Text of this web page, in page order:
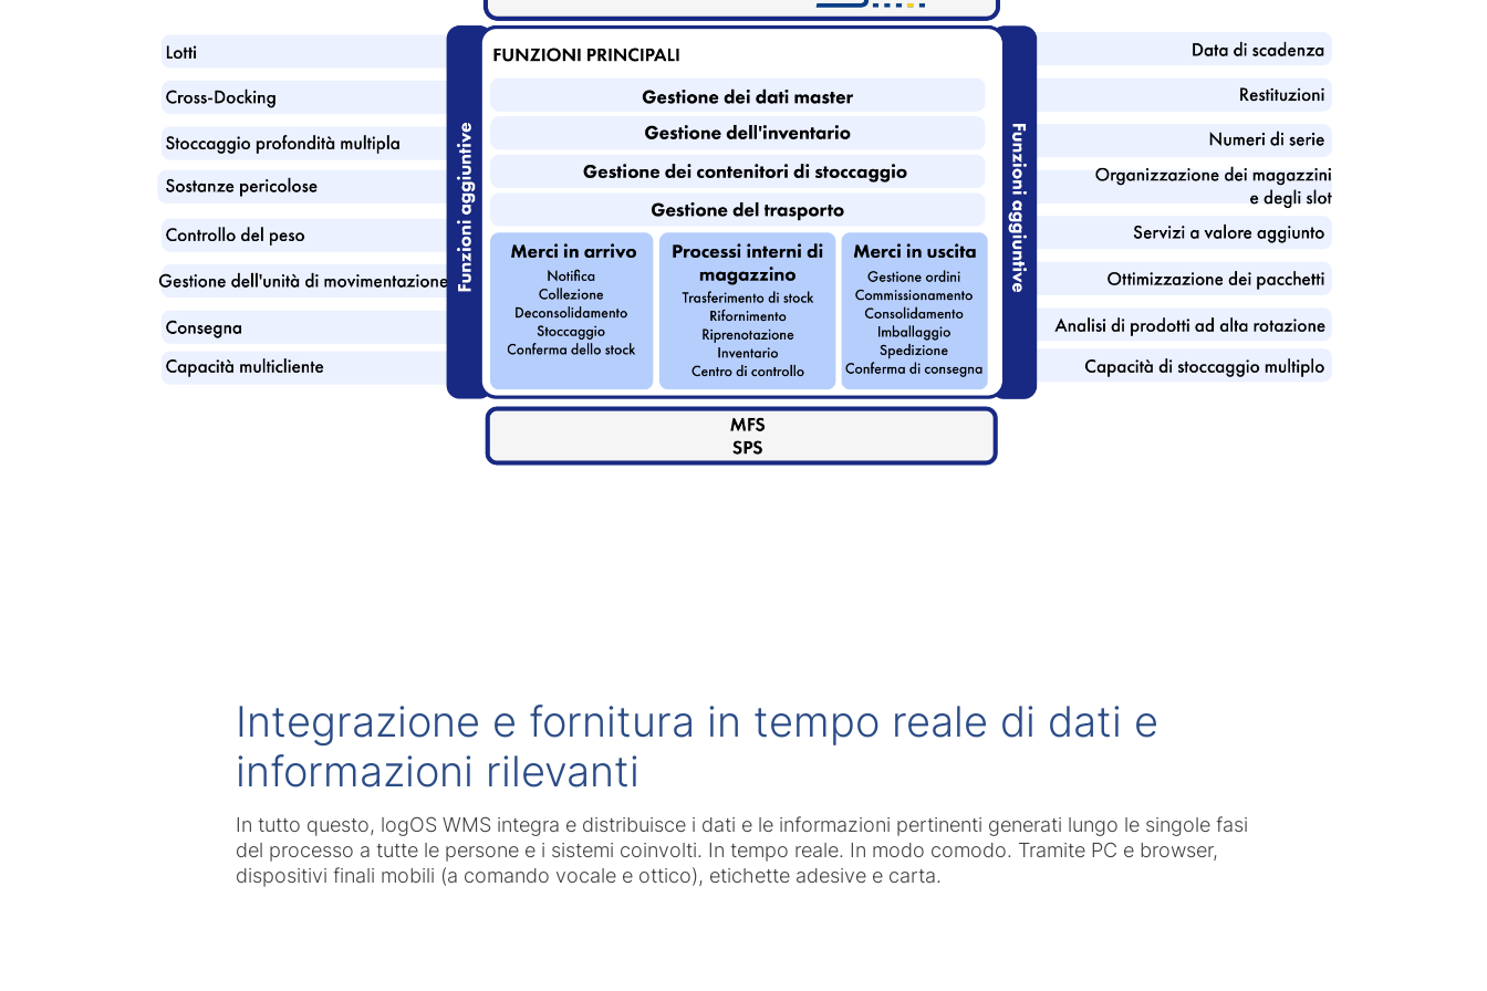
Integrazione e fornitura in tempo reale di dati e
informazioni rilevanti
In tutto questo, logOS WMS integra e distribuisce i dati e le informazioni pertinenti generati lungo le singole fasi
del processo a tutte le persone e i sistemi coinvolti. In tempo reale. In modo comodo. Tramite PC e browser,
dispositivi finali mobili (a comando vocale e ottico), etichette adesive e carta.